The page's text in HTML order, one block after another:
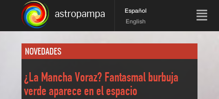
astropampa
Español
English
NOVEDADES
¿La Mancha Voraz? Fantasmal burbuja
verde aparece en el espacio